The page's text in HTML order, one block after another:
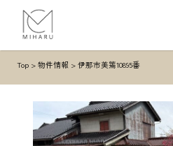
Top> 物件情報 > 伊那市美篶10895番